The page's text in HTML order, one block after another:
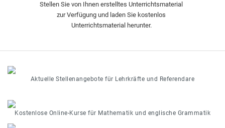
Stellen Sie von Ihnen erstelltes Unterrichtsmaterial
zur Verfügung und laden Sie kostenlos
Unterrichtsmaterial herunter.
Aktuelle Stellenangebote für Lehrkräfte und Referendare
Kostenlose Online-Kurse für Mathematik und englische Grammatik